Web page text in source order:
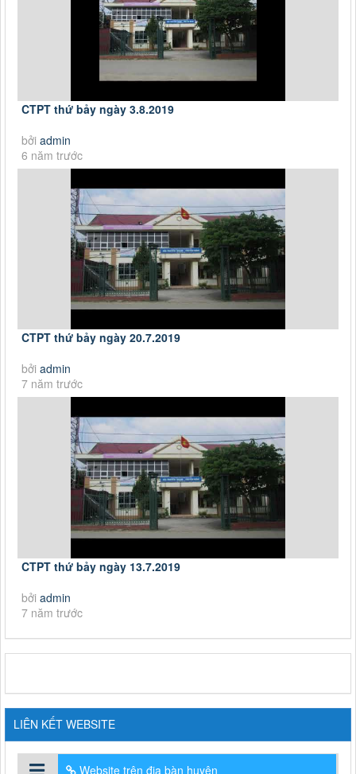
CTPT thứ bảy ngày 3.8.2019
bởi admin
6 năm trước
CTPT thứ bảy ngày 20.7.2019
bởi admin
7 năm trước
CTPT thứ bảy ngày 13.7.2019
bởi admin
7 năm trước
LIÊN KẾT WEBSITE
Website trên địa bàn huyện